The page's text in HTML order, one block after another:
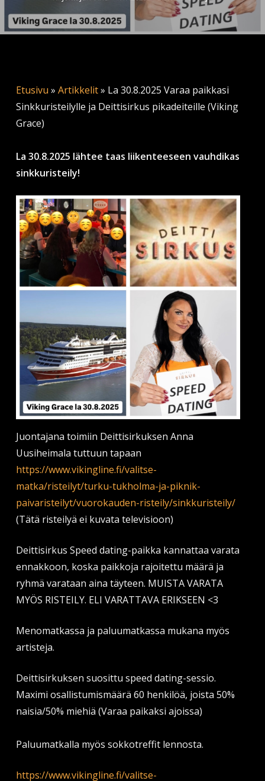
Etusivu » Artikkelit» La 30.8.2025 Varaa paikkasi
Sinkkuristeilylle ja Deittisirkus pikadeiteille (Viking
Grace)
La 30.8.2025 lähtee taas liikenteeseen vauhdikas
sinkkuristeily!
Juontajana toimiin Deittisirkuksen Anna
Uusiheimala tuttuun tapaan
https://www.vikingline.fi/valitse-
matka/risteilyt/turku-tukholma-ja-piknik-
paivaristeilyt/vuorokauden-risteily/sinkkuristeily/
(Tätä risteilyä ei kuvata televisioon)
Deittisirkus Speed dating-paikka kannattaa varata
ennakkoon, koska paikkoja rajoitettu määrä ja
ryhmä varataan aina täyteen. MUISTA VARATA
MYÖS RISTEILY. ELI VARATTAVA ERIKSEEN <3
Menomatkassa ja paluumatkassa mukana myös
artisteja.
Deittisirkuksen suosittu speed dating-sessio.
Maximi osallistumismäärä 60 henkilöä, joista 50%
naisia/50% miehiä (Varaa paikaksi ajoissa)
Paluumatkalla myös sokkotreffit lennosta.
https://www.vikingline.fi/valitse-